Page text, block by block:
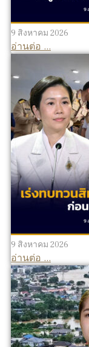
9 สิงหาคม 2026
อ่านต่อ ...
9 สิงหาคม 2026
อ่านต่อ ...